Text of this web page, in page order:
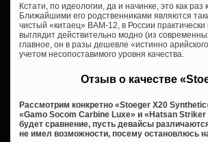
Кстати, по идеологии, да и начинке, это как
Ближайшими его родственниками являются
чистый «китаец» BAM-12, в России
выглядит действительно модно (из
главное, он в разы дешевле «истинно
учетом несопоставимого уровня качества.
Отзыв о качестве
Рассмотрим конкретно «Stoeger X20
«Gamo Socom Carbine Luxe» и «Hatsan
будет сравнение, пусть девайсы
не имел возможности, посему остановлюсь